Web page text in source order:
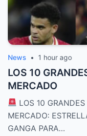
News • 1 hour ago
LOS 10
MERCADO
LOS 10
MERCADO:
GANGA PARA…